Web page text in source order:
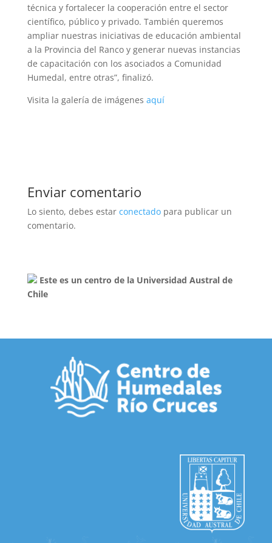
técnica y fortalecer la cooperación entre el sector
científico, público y privado. También queremos
ampliar nuestras iniciativas de educación ambiental
a la Provincia del Ranco y generar nuevas instancias
de capacitación con los asociados a Comunidad
Humedal, entre otras”, finalizó.
Visita la galería de imágenes aquí
Enviar comentario
Lo siento, debes estar conectadopara publicar un
comentario.
Este es un centro de la Universidad Austral de
Chile